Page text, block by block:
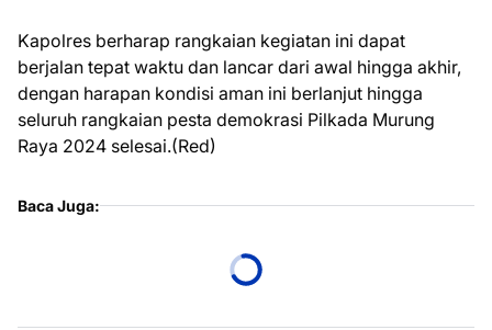
Kapolres berharap rangkaian kegiatan ini dapat
berjalan tepat waktu dan lancar dari awal hingga akhir,
dengan harapan kondisi aman ini berlanjut hingga
seluruh rangkaian pesta demokrasi Pilkada Murung
Raya 2024 selesai.(Red)
Baca Juga: